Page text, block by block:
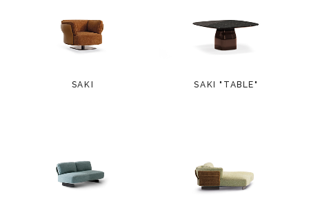
SAKI SAKI "TABLE"